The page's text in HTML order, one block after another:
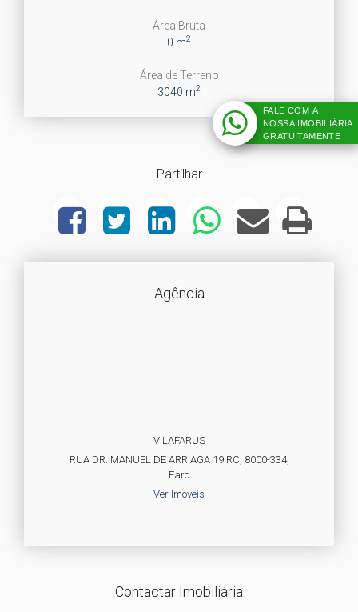
Área Bruta
0 m2
Área de Terreno
3040 m2
Partilhar
Agência
VILAFARUS
RUA DR. MANUEL DE ARRIAGA 19 RC, 8000-334,
Faro
Ver Imóveis
Contactar Imobiliária
FALE COM A
NOSSA IMOBILIÁRIA
GRATUITAMENTE